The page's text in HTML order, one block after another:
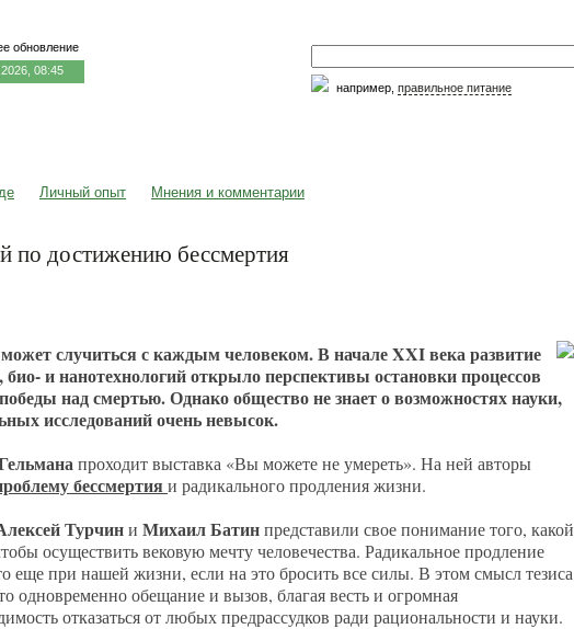
например, правильное питание
обновление
08:45
Личный опыт Мнения и комментарии
по достижению бессмертия
случиться с каждым человеком. В начале XXI века развитие
био- и нанотехнологий открыло перспективы остановки процессов
над смертью. Однако общество не знает о возможностях науки,
исследований очень невысок.
проходит выставка «Вы можете не умереть». На ней авторы
бессмертияи радикального продления жизни.
Турчини Михаил Батинпредставили свое понимание того, какой
осуществить вековую мечту человечества. Радикальное продление
еще при нашей жизни, если на это бросить все силы. В этом смысл тезиса
одновременно обещание и вызов, благая весть и огромная
отказаться от любых предрассудков ради рациональности и науки.